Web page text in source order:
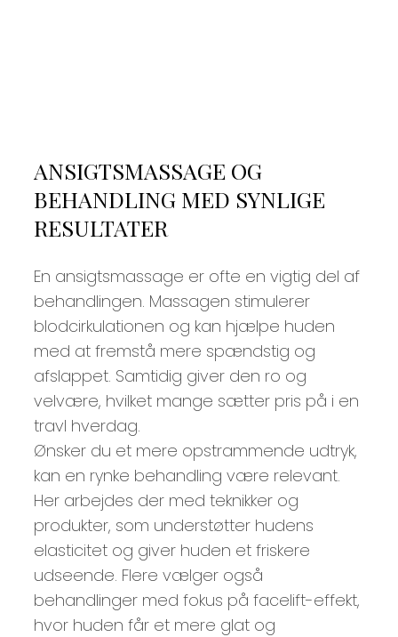
ANSIGTSMASSAGE OG
BEHANDLING MED SYNLIGE
RESULTATER
En ansigtsmassage er ofte en vigtig del af
behandlingen. Massagen stimulerer
blodcirkulationen og kan hjælpe huden
med at fremstå mere spændstig og
afslappet. Samtidig giver den ro og
velvære, hvilket mange sætter pris på i en
travl hverdag.
Ønsker du et mere opstrammende udtryk,
kan en rynke behandling være relevant.
Her arbejdes der med teknikker og
produkter, som understøtter hudens
elasticitet og giver huden et friskere
udseende. Flere vælger også
behandlinger med fokus på facelift-effekt,
hvor huden får et mere glat og